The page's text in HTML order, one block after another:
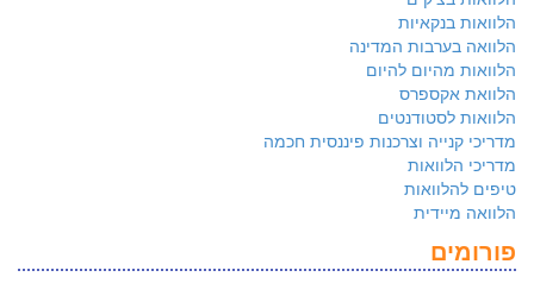
הלוואות בנקאיות
הלוואה בערבות המדינה
הלוואות מהיום להיום
הלוואת אקספרס
הלוואות לסטודנטים
מדריכי קנייה וצרכנות פיננסית חכמה
מדריכי הלוואות
טיפים להלוואות
הלוואה מיידית
פורומים